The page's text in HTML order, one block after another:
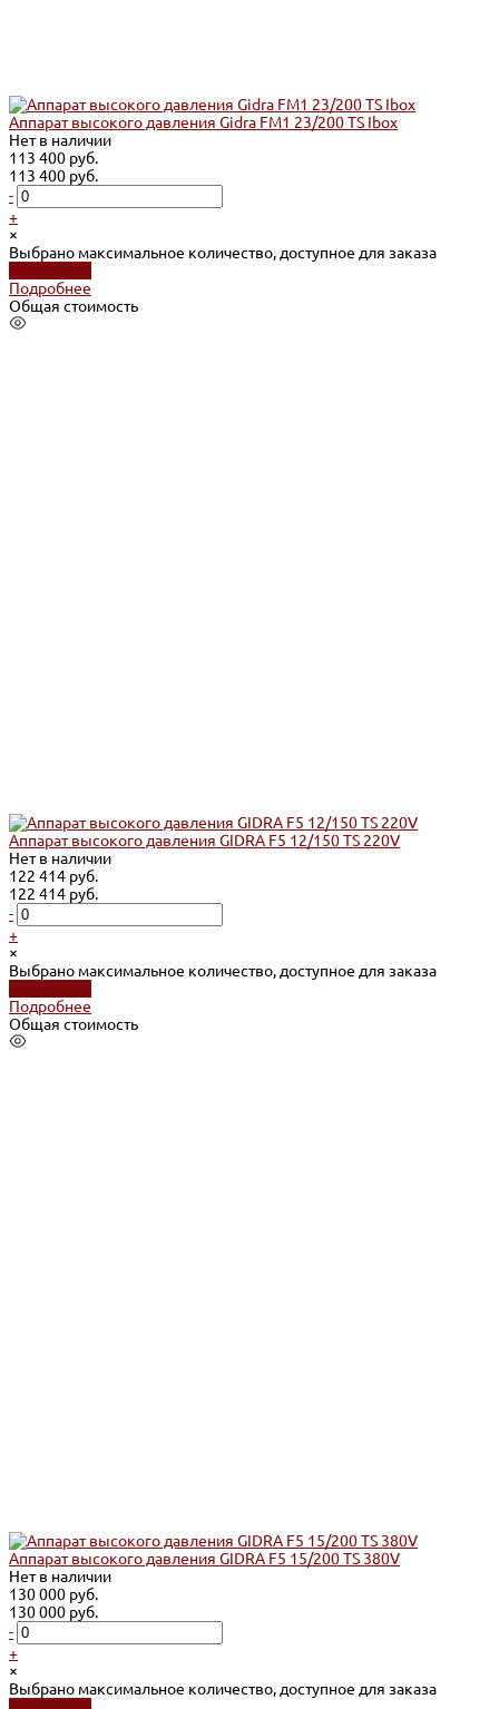
Аппарат высокого давления Gidra FM1 23/200 TS Iboх
Нет в наличии
113 400 руб.
113 400 руб.
-
+
×
Выбрано максимальное количество, доступное для заказа
Подробнее
Общая стоимость
Аппарат высокого давления GIDRA F5 12/150 TS 220V
Нет в наличии
122 414 руб.
122 414 руб.
-
+
×
Выбрано максимальное количество, доступное для заказа
Подробнее
Общая стоимость
Аппарат высокого давления GIDRA F5 15/200 TS 380V
Нет в наличии
130 000 руб.
130 000 руб.
-
+
×
Выбрано максимальное количество, доступное для заказа